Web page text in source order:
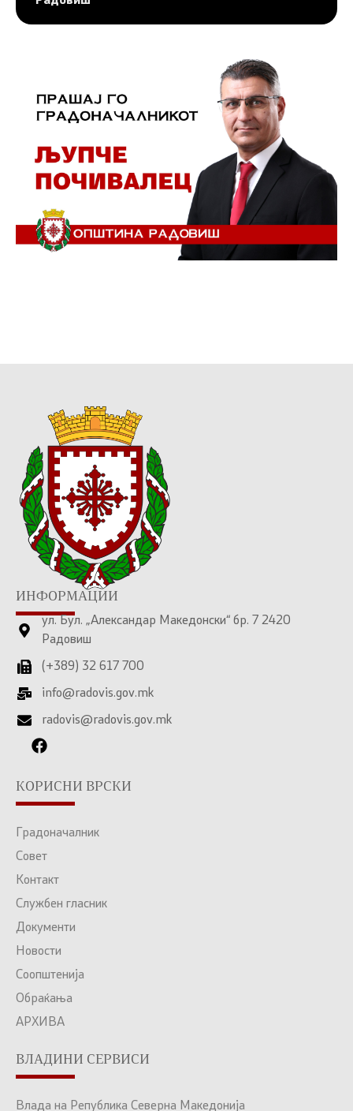
ИНФОРМАЦИИ
ул. Бул. „Александар Македонски“ бр. 7 2420
Радовиш
(+389) 32 617 700
info@radovis.gov.mk
radovis@radovis.gov.mk
КОРИСНИ ВРСКИ
Градоначалник
Совет
Контакт
Службен гласник
Документи
Новости
Соопштенија
Обраќања
АРХИВА
ВЛАДИНИ СЕРВИСИ
Влада на Република Северна Македонија